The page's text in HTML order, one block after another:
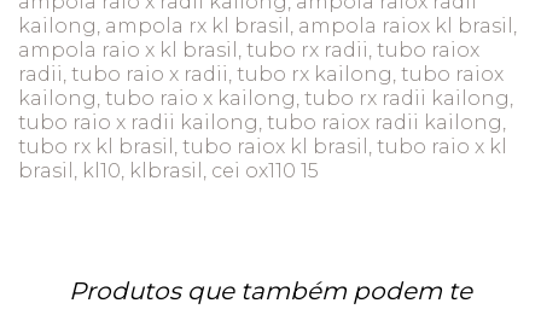
kailong, ampola rx kl brasil, ampola raiox kl brasil,
ampola raio x kl brasil, tubo rx radii, tubo raiox
radii, tubo raio x radii, tubo rx kailong, tubo raiox
kailong, tubo raio x kailong, tubo rx radii kailong,
tubo raio x radii kailong, tubo raiox radii kailong,
tubo rx kl brasil, tubo raiox kl brasil, tubo raio x kl
brasil, kl10, klbrasil, cei ox110 15
Produtos que também podem te